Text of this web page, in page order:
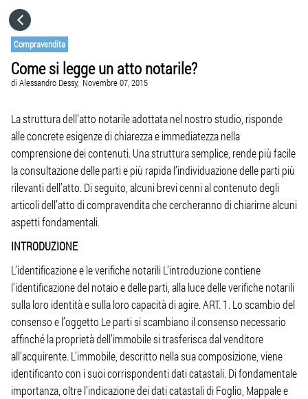
Compravendita
Come si legge un atto notarile?
di Alessandro Dessy, Novembre 07, 2015
La struttura dell’atto notarile adottata nel nostro studio, risponde
alle concrete esigenze di chiarezza e immediatezza nella
comprensione dei contenuti. Una struttura semplice, rende più facile
la consultazione delle parti e più rapida l’individuazione delle parti più
rilevanti dell’atto. Di seguito, alcuni brevi cenni al contenuto degli
articoli dell’atto di compravendita che cercheranno di chiarirne alcuni
aspetti fondamentali.
INTRODUZIONE
L’identificazione e le verifiche notarili L’introduzione contiene
l’identificazione del notaio e delle parti, alla luce delle verifiche notarili
sulla loro identità e sulla loro capacità di agire. ART. 1. Lo scambio del
consenso e l’oggetto Le parti si scambiano il consenso necessario
affinché la proprietà dell’immobile si trasferisca dal venditore
all’acquirente. L’immobile, descritto nella sua composizione, viene
identificanto con i suoi corrispondenti dati catastali. Di fondamentale
importanza, oltre l’indicazione dei dati catastali di Foglio, Mappale e
CATEGORIE
VAI A
VISITA IL SITO